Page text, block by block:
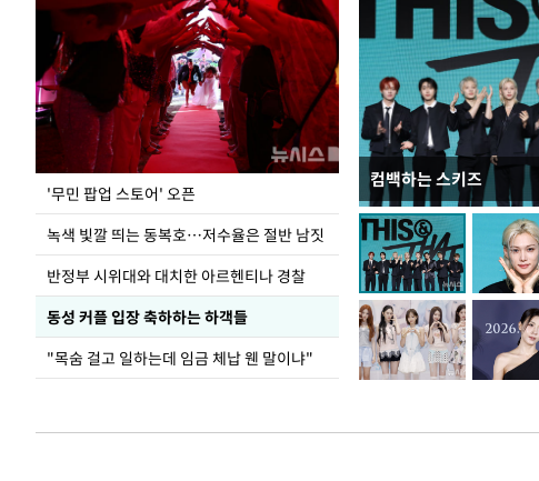
'무민 팝업 스토어' 오픈
녹색 빛깔 띄는 동복호…저수율은 절반 남짓
반정부 시위대와 대치한 아르헨티나 경찰
동성 커플 입장 축하하는 하객들
"목숨 걸고 일하는데 임금 체납 웬 말이냐"
컴백하는 스키즈
지석천 뒤덮은 개구리밥